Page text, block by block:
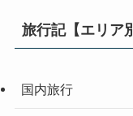
旅行記【エリア
国内旅行